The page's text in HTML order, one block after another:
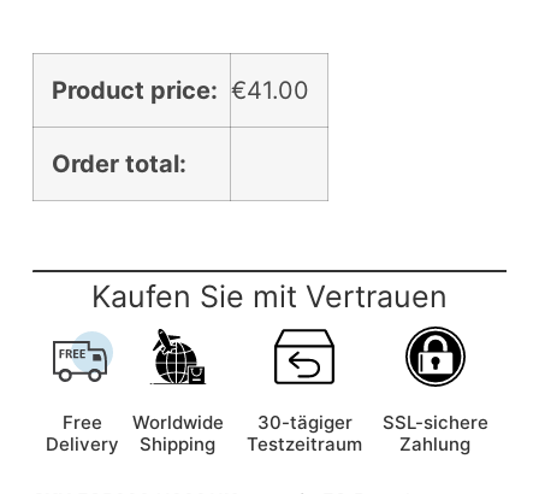
Product price: €41.00
Order total:
Kaufen Sie mit Vertrauen
Free
Delivery
Worldwide
Shipping
30-tägiger
Testzeitraum
SSL-sichere
Zahlung